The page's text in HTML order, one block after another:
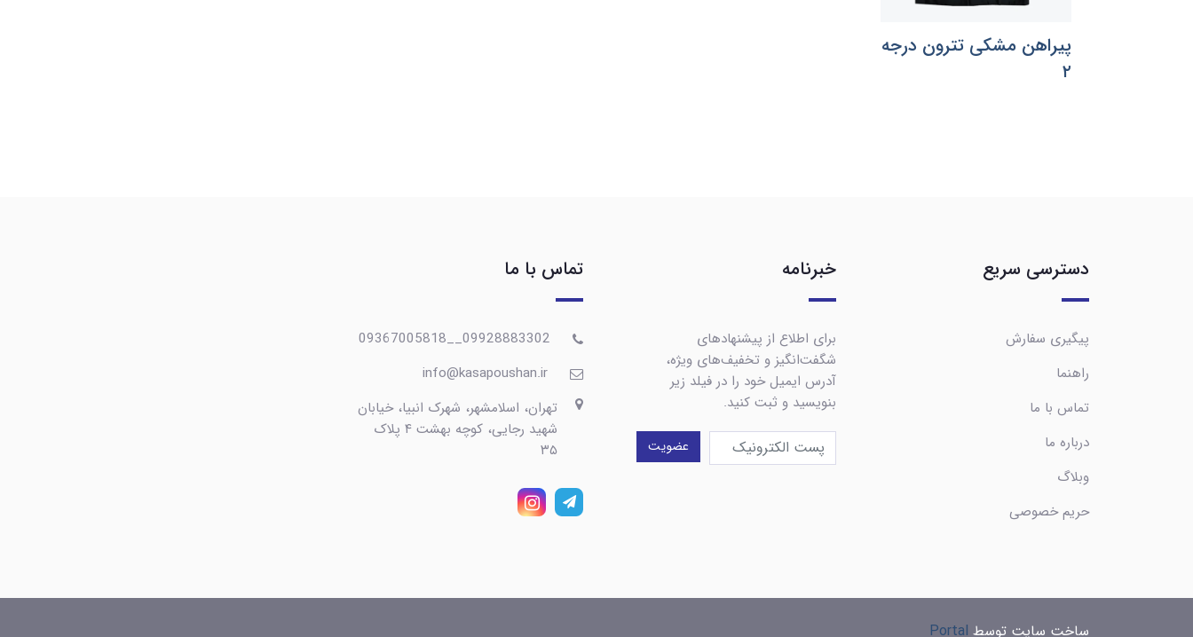
پیراهن مشکی تترون درجه
۲
دسترسی سریع
پیگیری سفارش
راهنما
تماس با ما
درباره ما
وبلاگ
حریم خصوصی
خبرنامه
برای اطلاع از پیشنهادهای
شگفت‌انگیز و تخفیف‌های ویژه،
آدرس ایمیل خود را در فیلد زیر
بنویسید و ثبت کنید.
عضویت
تماس با ما
تهران، اسلامشهر، شهرک انبیا، خیابان
شهید رجایی، کوچه بهشت ۴ پلاک
۳۵
ساخت سایت توسط Portal